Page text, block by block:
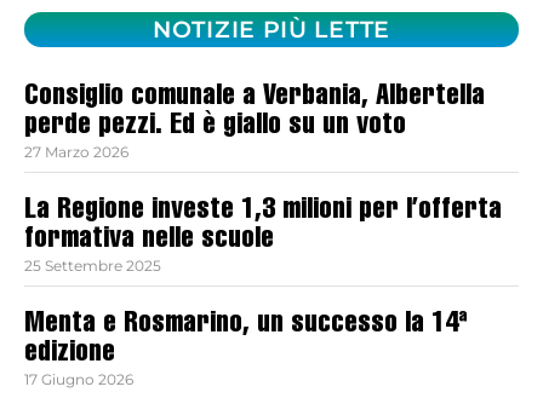
NOTIZIE PIÙ LETTE
Consiglio comunale a Verbania, Albertella
perde pezzi. Ed è giallo su un voto
27 Marzo 2026
La Regione investe 1,3 milioni per l’offerta
formativa nelle scuole
25 Settembre 2025
Menta e Rosmarino, un successo la 14ª
edizione
17 Giugno 2026